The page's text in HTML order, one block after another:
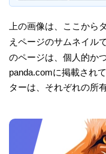
上の画像は、ここから
えページのサムネイル
のページは、個人的か
panda.comに掲載され
ターは、それぞれの所